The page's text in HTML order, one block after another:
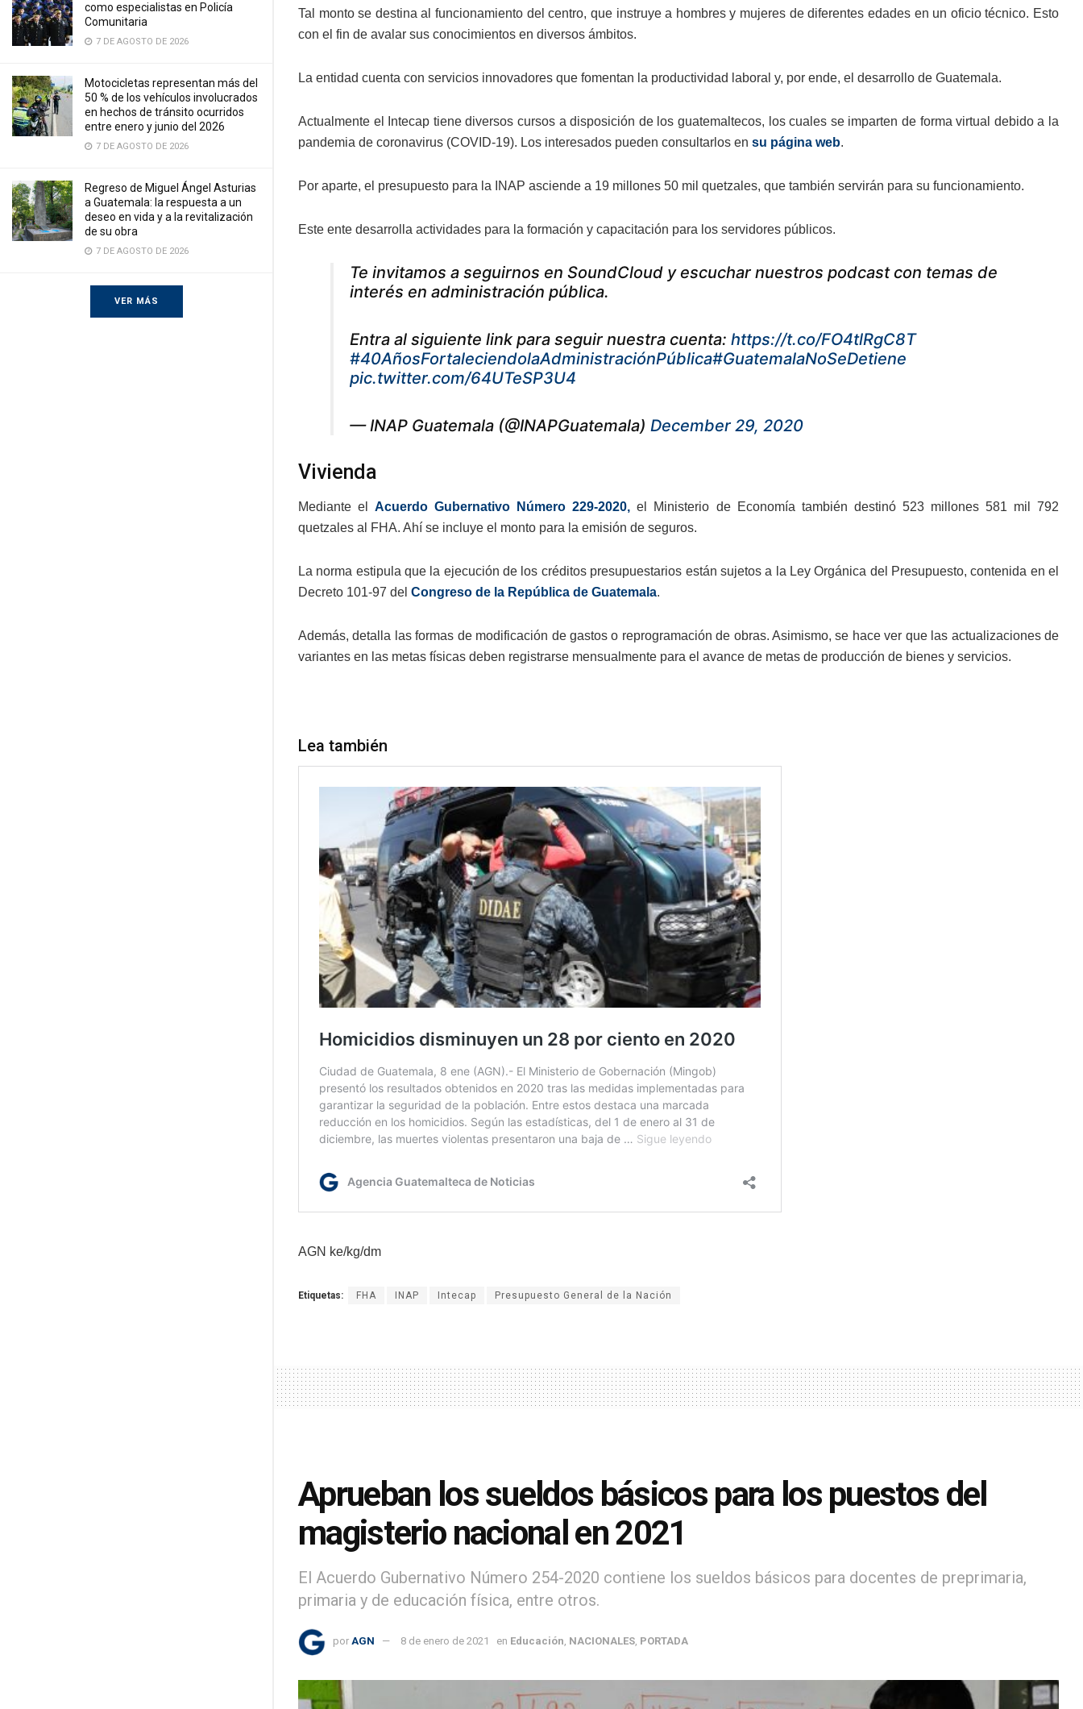
como especialistas en Policía
Comunitaria
7 DE AGOSTO DE 2026
Motocicletas representan más del
50 % de los vehículos involucrados
en hechos de tránsito ocurridos
entre enero y junio del 2026
7 DE AGOSTO DE 2026
Regreso de Miguel Ángel Asturias
a Guatemala: la respuesta a un
deseo en vida y a la revitalización
de su obra
7 DE AGOSTO DE 2026
VER MÁS
Tal monto se destina al funcionamiento del centro, que instruye a hombres y mujeres de diferentes edades en un oficio técnico. Esto
con el fin de avalar sus conocimientos en diversos ámbitos.
La entidad cuenta con servicios innovadores que fomentan la productividad laboral y, por ende, el desarrollo de Guatemala.
Actualmente el Intecap tiene diversos cursos a disposición de los guatemaltecos, los cuales se imparten de forma virtual debido a la
pandemia de coronavirus (COVID-19). Los interesados pueden consultarlos en su página web.
Por aparte, el presupuesto para la INAP asciende a 19 millones 50 mil quetzales, que también servirán para su funcionamiento.
Este ente desarrolla actividades para la formación y capacitación para los servidores públicos.
Te invitamos a seguirnos en SoundCloud y escuchar nuestros podcast con temas de
interés en administración pública.
Entra al siguiente link para seguir nuestra cuenta: https://t.co/FO4tlRgC8T
#40AñosFortaleciendolaAdministraciónPública#GuatemalaNoSeDetiene
pic.twitter.com/64UTeSP3U4
— INAP Guatemala (@INAPGuatemala) December 29, 2020
Vivienda
Mediante elAcuerdo Gubernativo Número 229-2020, el Ministerio de Economía también destinó 523 millones 581 mil 792
quetzales al FHA. Ahí se incluye el monto para la emisión de seguros.
La norma estipula que la ejecución de los créditos presupuestarios están sujetos a la Ley Orgánica del Presupuesto, contenida en el
Decreto 101-97 del Congreso de la República de Guatemala.
Además, detalla las formas de modificación de gastos o reprogramación de obras. Asimismo, se hace ver que las actualizaciones de
variantes en las metas físicas deben registrarse mensualmente para el avance de metas de producción de bienes y servicios.
Lea también
AGN ke/kg/dm
Etiquetas: FHA INAP Intecap Presupuesto General de la Nación
Aprueban los sueldos básicos para los puestos del
magisterio nacional en 2021
El Acuerdo Gubernativo Número 254-2020 contiene los sueldos básicos para docentes de preprimaria,
primaria y de educación física, entre otros.
por AGN 8 de enero de 2021 en Educación NACIONALES PORTADA